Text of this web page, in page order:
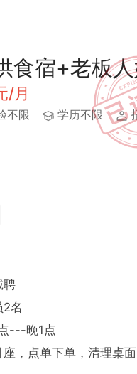
食宿+老板
/月
不限 学历不限
聘
2名
---晚1点
，点单下单，清理桌